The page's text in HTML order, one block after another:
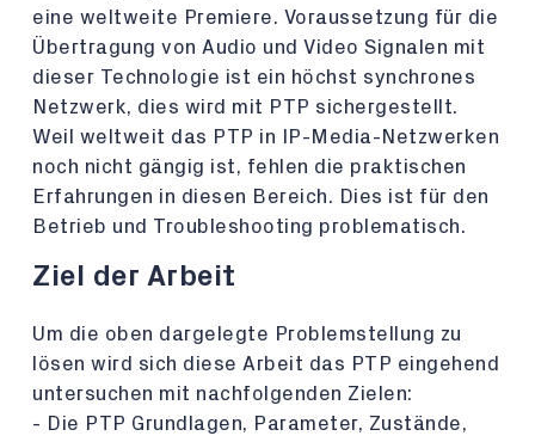
eine weltweite Premiere. Voraussetzung für die
Übertragung von Audio und Video Signalen mit
dieser Technologie ist ein höchst synchrones
Netzwerk, dies wird mit PTP sichergestellt.
Weil weltweit das PTP in IP-Media-Netzwerken
noch nicht gängig ist, fehlen die praktischen
Erfahrungen in diesen Bereich. Dies ist für den
Betrieb und Troubleshooting problematisch.
Ziel der Arbeit
Um die oben dargelegte Problemstellung zu
lösen wird sich diese Arbeit das PTP eingehend
untersuchen mit nachfolgenden Zielen:
- Die PTP Grundlagen, Parameter, Zustände,